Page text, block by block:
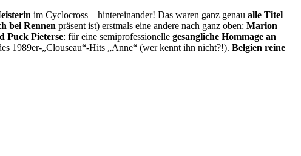
im Cyclocross – hintereinander! Das waren ganz genau alle Titel
bei Rennen präsent ist) erstmals eine andere nach ganz oben: Marion
Puck Pieterse: für eine semiprofessionelle gesangliche Hommage an
1989er-„Clouseau“-Hits „Anne“ (wer kennt ihn nicht?!). Belgien reine